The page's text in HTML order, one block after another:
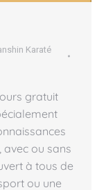
Karaté
gratuit
avec ou sans
à tous de
ou une